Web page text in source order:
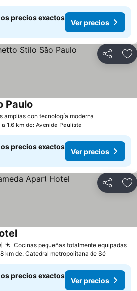
precios exactos
Ver precios
Compartir
amplias con tecnología moderna
Paulo
a 1.6 km de: Avenida Paulista
precios exactos
Ver precios
Compartir
Cocinas pequeñas totalmente equipadas
km de: Catedral metropolitana de Sé
precios exactos
Ver precios